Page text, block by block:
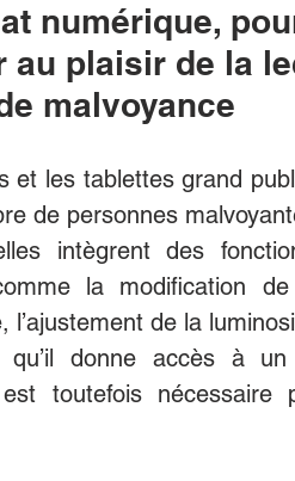
numérique,
au plaisir de la
malvoyance
et les tablettes grand
de personnes
intègrent des
la modification
l’ajustement de la
qu’il donne accès à
est toutefois